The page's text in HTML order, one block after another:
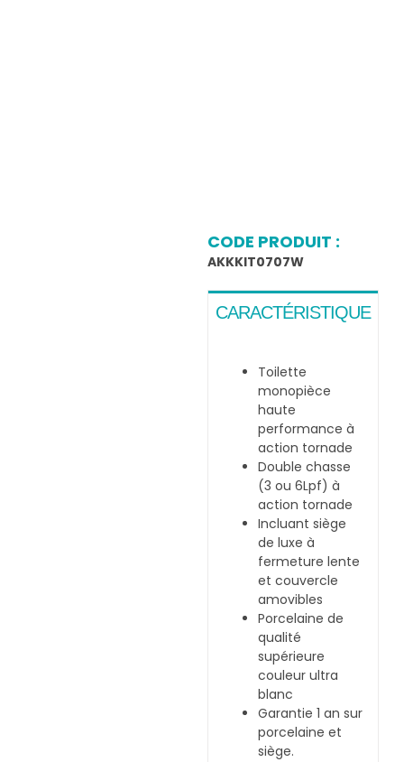
CODE PRODUIT :
AKKKIT0707W
CARACTÉRISTIQUE
Toilette
monopièce
haute
performance à
action tornade
Double chasse
(3 ou 6Lpf) à
action tornade
Incluant siège
de luxe à
fermeture lente
et couvercle
amovibles
Porcelaine de
qualité
supérieure
couleur ultra
blanc
Garantie 1 an sur
porcelaine et
siège.